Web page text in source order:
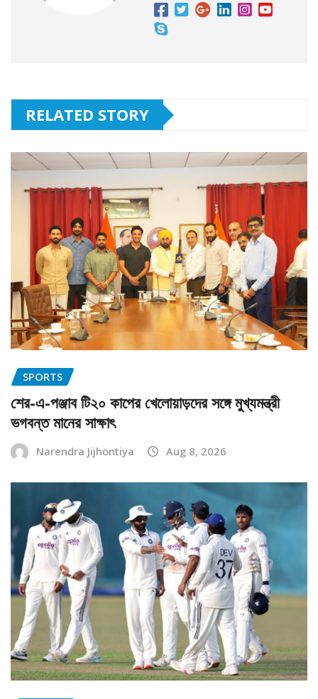
RELATED STORY
SPORTS
শের-এ-পঞ্জাব টি২০ কাপের খেলোয়াড়দের সঙ্গে মুখ্যমন্ত্রী
ভগবন্ত মানের সাক্ষাৎ
Narendra Jijhontiya Aug 8, 2026